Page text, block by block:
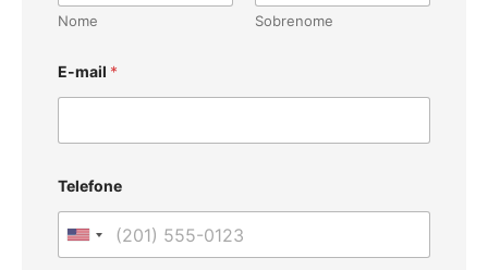
Nome Sobrenome
E-mail *
Telefone
U